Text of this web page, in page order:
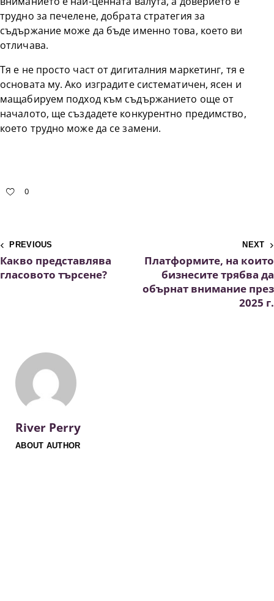
трудно за печелене, добрата стратегия за
съдържание може да бъде именно това, което ви
отличава.
Тя е не просто част от дигиталния маркетинг, тя е
основата му. Ако изградите систематичен, ясен и
мащабируем подход към съдържанието още от
началото, ще създадете конкурентно предимство,
което трудно може да се замени.
0
PREVIOUS
Какво представлява
гласовото търсене?
NEXT
Платформите, на които
бизнесите трябва да
обърнат внимание през
2025 г.
River Perry
ABOUT AUTHOR